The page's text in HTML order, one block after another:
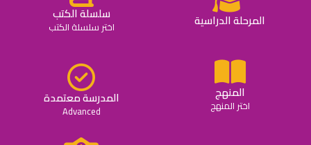
المرحلة الدراسية سلسلة الكتب
اختر سلسلة الكتب
المنهج
اختر المنهج المدرسة معتمدة
Advanced